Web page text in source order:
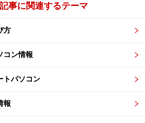
事に関連するテーマ
方
コン情報
トパソコン
報